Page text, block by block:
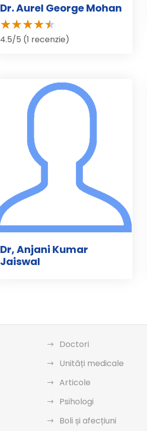
Dr. Aurel George Mohan
4.5/5 (1 recenzie)
Dr, Anjani Kumar
Jaiswal
Doctori
Unități medicale
Articole
Psihologi
Boli și afecțiuni